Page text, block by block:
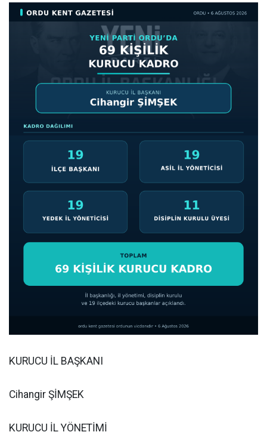
KURUCU İL BAŞKANI
Cihangir ŞİMŞEK
KURUCU İL YÖNETİMİ